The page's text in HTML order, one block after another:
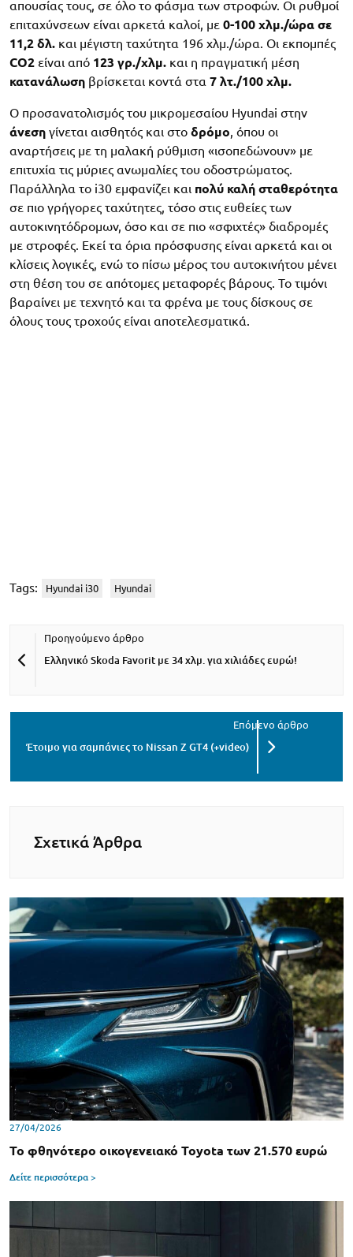
απουσίας τους, σε όλο το φάσμα των στροφών. Οι ρυθμοί
επιταχύνσεων είναι αρκετά καλοί, με 0-100 χλμ./ώρα σε
11,2 δλ. και μέγιστη ταχύτητα 196 χλμ./ώρα. Οι εκπομπές
CO2 είναι από 123 γρ./χλμ. και η πραγματική μέση
κατανάλωση βρίσκεται κοντά στα 7 λτ./100 χλμ.
Ο προσανατολισμός του μικρομεσαίου Hyundai στην
άνεση γίνεται αισθητός και στο δρόμο, όπου οι
αναρτήσεις με τη μαλακή ρύθμιση «ισοπεδώνουν» με
επιτυχία τις μύριες ανωμαλίες του οδοστρώματος.
Παράλληλα το i30 εμφανίζει και πολύ καλή σταθερότητα
σε πιο γρήγορες ταχύτητες, τόσο στις ευθείες των
αυτοκινητόδρομων, όσο και σε πιο «σφιχτές» διαδρομές
με στροφές. Εκεί τα όρια πρόσφυσης είναι αρκετά και οι
κλίσεις λογικές, ενώ το πίσω μέρος του αυτοκινήτου μένει
στη θέση του σε απότομες μεταφορές βάρους. Το τιμόνι
βαραίνει με τεχνητό και τα φρένα με τους δίσκους σε
όλους τους τροχούς είναι αποτελεσματικά.
Tags: Hyundai i30 Hyundai
Ελληνικό Skoda Favorit με 34 χλμ. για χιλιάδες ευρώ!
Έτοιμο για σαμπάνιες το Nissan Z GT4 (+video)
Σχετικά Άρθρα
27/04/2026
Το φθηνότερο οικογενειακό Toyota των 21.570 ευρώ
Δείτε περισσότερα >